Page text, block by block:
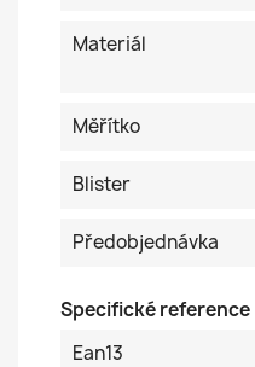
Materiál
Měřítko
Blister
Předobjednávka
Specifické reference
Ean13